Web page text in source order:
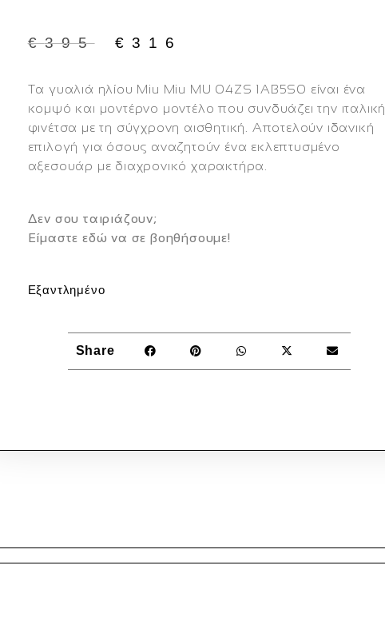
€395 € 316
Τα γυαλιά ηλίου Miu Miu MU 04ZS 1AB5S0 είναι ένα
κομψό και μοντέρνο μοντέλο που συνδυάζει την ιταλική
φινέτσα με τη σύγχρονη αισθητική.
Αποτελούν ιδανική
επιλογή για όσους αναζητούν ένα εκλεπτυσμένο
αξεσουάρ με διαχρονικό χαρακτήρα.
Δεν σου ταιριάζουν;
Eίμαστε εδώ να σε βοηθήσουμε!
Εξαντλημένο
Share